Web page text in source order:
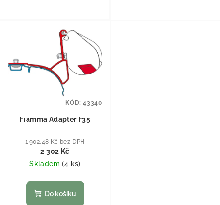
Fiamma Adaptér F35
1 902,48 Kč bez DPH
2 302 Kč
Skladem(4 ks)
Do košíku
KÓD: 43340